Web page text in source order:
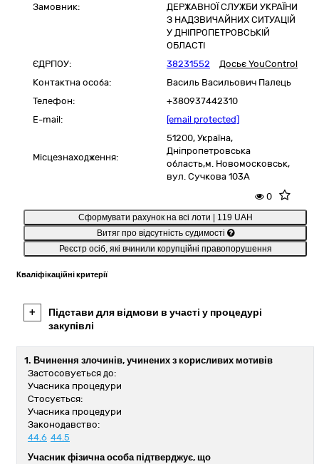
Замовник:
ДЕРЖАВНОЇ СЛУЖБИ УКРАЇНИ
З НАДЗВИЧАЙНИХ СИТУАЦІЙ
У ДНІПРОПЕТРОВСЬКІЙ
ОБЛАСТІ
ЄДРПОУ:
38231552
Досьє YouControl
Контактна особа:
Василь Васильович Палець
Телефон:
+380937442310
E-mail:
[email protected]
Місцезнаходження:
51200, Україна,
Дніпропетровська
область,м. Новомосковськ,
вул. Сучкова 103А
0
Сформувати рахунок на всі лоти | 119 UAH
Витяг про відсутність судимості
Реєстр осіб, які вчинили корупційні правопорушення
Кваліфікаційні критерії
+
Підстави для відмови в участі у процедурі
закупівлі
1. Вчинення злочинів, учинених з корисливих мотивів
Застосовується до:
Учасника процедури
Стосується:
Учасника процедури
Законодавство:
44.6 44.5
Учасник фізична особа підтверджує, що